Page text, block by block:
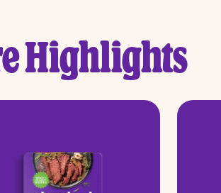
Highlights